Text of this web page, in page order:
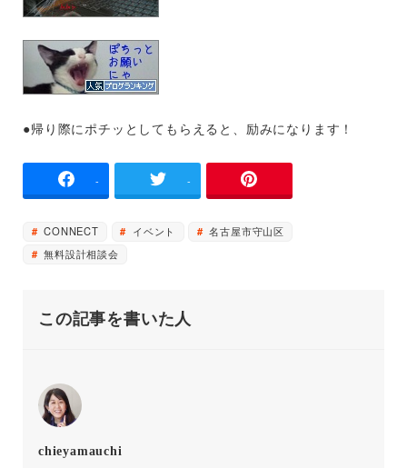
●帰り際にポチッとしてもらえると、励みになります！
- -
CONNECT イベント
名古屋市守山区
無料設計相談会
この記事を書いた人
chieyamauchi